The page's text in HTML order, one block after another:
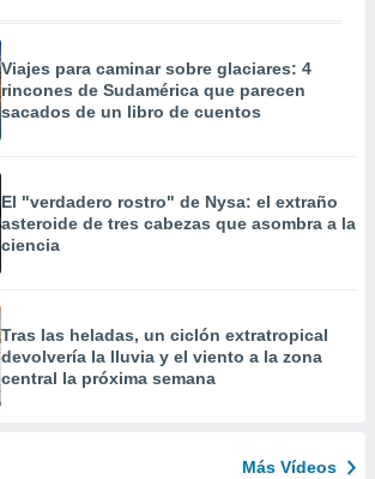
Viajes para caminar sobre glaciares: 4
rincones de Sudamérica que parecen
sacados de un libro de cuentos
El "verdadero rostro" de Nysa: el extraño
asteroide de tres cabezas que asombra a la
ciencia
Tras las heladas, un ciclón extratropical
devolvería la lluvia y el viento a la zona
central la próxima semana
Más Vídeos